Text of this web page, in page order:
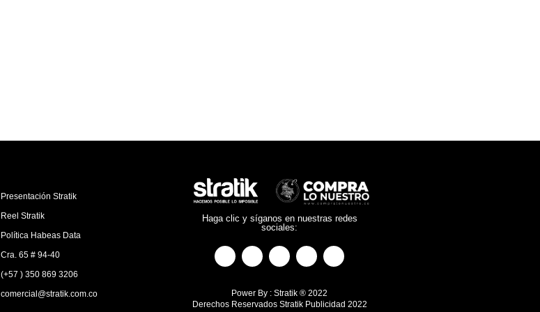
Presentación Stratik
Reel Stratik
Política Habeas Data
Cra. 65 # 94-40
(+57 ) 350 869 3206
comercial@stratik.com.co
Haga clic y síganos en nuestras redes
sociales:
Power By : Stratik ® 2022
Derechos Reservados Stratik Publicidad 2022